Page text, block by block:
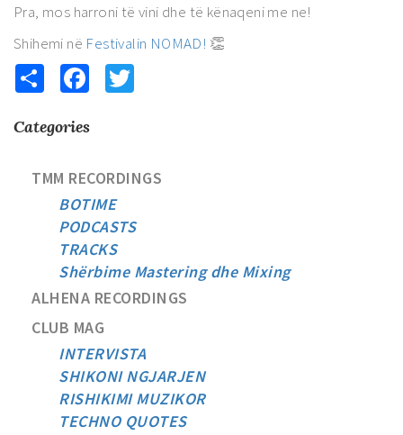
Pra, mos harroni të vini dhe të kënaqeni me ne!
Shihemi në Festivalin NOMAD! 👏
Share Facebook
Categories
TMM RECORDINGS
BOTIME
PODCASTS
TRACKS
Shërbime Mastering dhe Mixing
ALHENA RECORDINGS
CLUB MAG
INTERVISTA
SHIKONI NGJARJEN
RISHIKIMI MUZIKOR
TECHNO QUOTES